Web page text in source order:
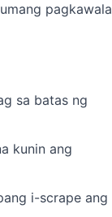
pagkawala
sa batas ng
kunin ang
i-scrape ang